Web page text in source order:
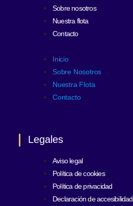
Sobre nosotros
Nuestra flota
Contacto
Inicio
Sobre Nosotros
Nuestra Flota
Contacto
Legales
Aviso legal
Política de cookies
Política de privacidad
Declaración de accesibilidad